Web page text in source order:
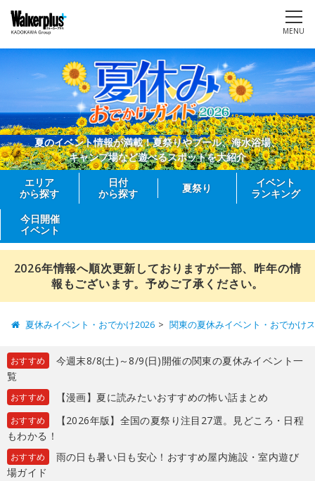
MENU
夏のイベント情報が満載！夏祭りやプール、海水浴場、
キャンプ場など遊べるスポットを大紹介
エリア
から探す
日付
から探す
夏祭り
イベント
ランキング
今日開催
イベント
2026年情報へ順次更新しておりますが一部、昨年の情
報もございます。予めご了承ください。
夏休みイベント・おでかけ2026 関東の夏休みイベント・おでかけ
おすすめ
今週末8/8(土)～8/9(日)開催の関東の夏休みイベント一
覧
おすすめ 【漫画】夏に読みたいおすすめの怖い話まとめ
おすすめ
【2026年版】全国の夏祭り注目27選。見どころ・日程
もわかる！
おすすめ
雨の日も暑い日も安心！おすすめ屋内施設・室内遊び
場ガイド